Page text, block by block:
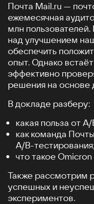
Почта Mail.ru —
ежемесячная
млн
над улучшением
обеспечить
опыт. Однако
эффективно
решения на основе
В докладе разберу:
какая польза от
как команда
A/B-тестирования;
что такое
Также рассмотрим
успешных и
экспериментов.